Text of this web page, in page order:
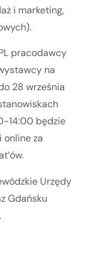
i marketing,
pracodawcy
na
28 września
14:00 będzie
online za
Urzędy
Gdańsku